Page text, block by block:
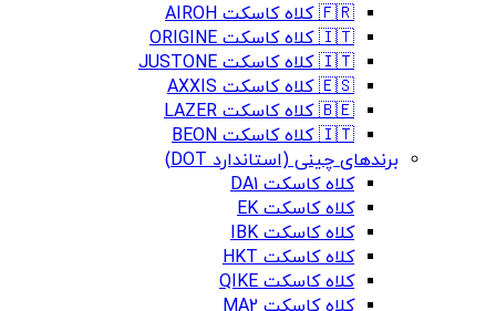
🇫🇷 کلاه کاسکت AIROH
🇮🇹 کلاه کاسکت ORIGINE
🇮🇹 کلاه کاسکت JUSTONE
🇪🇸 کلاه کاسکت AXXIS
🇧🇪 کلاه کاسکت LAZER
🇮🇹 کلاه کاسکت BEON
برندهای چینی (استاندارد DOT)
کلاه کاسکت DA1
کلاه کاسکت EK
کلاه کاسکت IBK
کلاه کاسکت HKT
کلاه کاسکت QIKE